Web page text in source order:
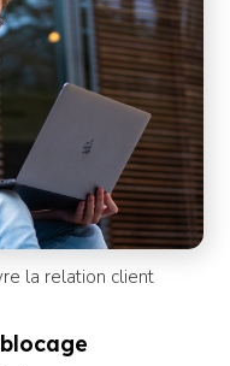
la relation client